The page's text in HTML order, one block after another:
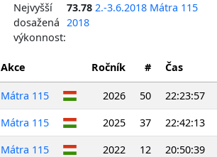
Nejvyšší
dosažená
výkonnost:
73.78 2.-3.6.2018 Mátra 115
2018
Akce Ročník # Čas
Mátra 115 2026 50
22:23:57
Mátra 115 2025 37
22:42:13
Mátra 115 2022 12
20:50:39